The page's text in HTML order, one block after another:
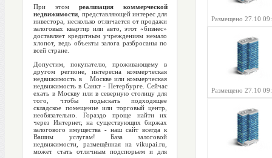
При этом реализация коммерческой
недвижимости , представляющей интерес для
инвестора, несколько отличается от продажи
залоговых квартир или авто, этот «бизнес»
доставляет кредитным учреждениям немало
хлопот, ведь объекты залога разбросаны по
всей стране.
Допустим, покупателю, проживающему в
другом регионе, интересна коммерческая
недвижимость в Москве или коммерческая
недвижимость в Санкт - Петербурге. Сейчас
ехать в Москву или в северную столицу для
того, чтобы подыскать подходящее
складское помещение или торговый центр,
необязательно. Гораздо проще найти их
через Интернет, на существующих биржах
залогового имущества - наш сайт всегда к
Вашим услугам! База залоговой
недвижимости, размещённая на vikupai.ru,
может стать отличным подспорьем и для
Размещено 27.10
Размещено 27.10